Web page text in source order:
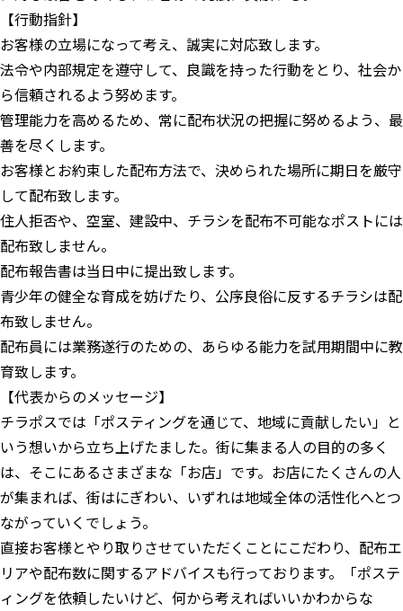
【行動指針】
お客様の立場になって考え、誠実に対応致します。
法令や内部規定を遵守して、良識を持った行動をとり、社会か
ら信頼されるよう努めます。
管理能力を高めるため、常に配布状況の把握に努めるよう、最
善を尽くします。
お客様とお約束した配布方法で、決められた場所に期日を厳守
して配布致します。
住人拒否や、空室、建設中、チラシを配布不可能なポストには
配布致しません。
配布報告書は当日中に提出致します。
青少年の健全な育成を妨げたり、公序良俗に反するチラシは配
布致しません。
配布員には業務遂行のための、あらゆる能力を試用期間中に教
育致します。
【代表からのメッセージ】
チラポスでは「ポスティングを通じて、地域に貢献したい」と
いう想いから立ち上げたました。街に集まる人の目的の多く
は、そこにあるさまざまな「お店」です。お店にたくさんの人
が集まれば、街はにぎわい、いずれは地域全体の活性化へとつ
ながっていくでしょう。
直接お客様とやり取りさせていただくことにこだわり、配布エ
リアや配布数に関するアドバイスも行っております。「ポステ
ィングを依頼したいけど、何から考えればいいかわからな